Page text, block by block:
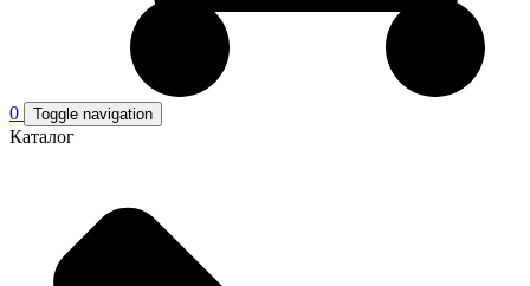
0 Toggle navigation
Каталог